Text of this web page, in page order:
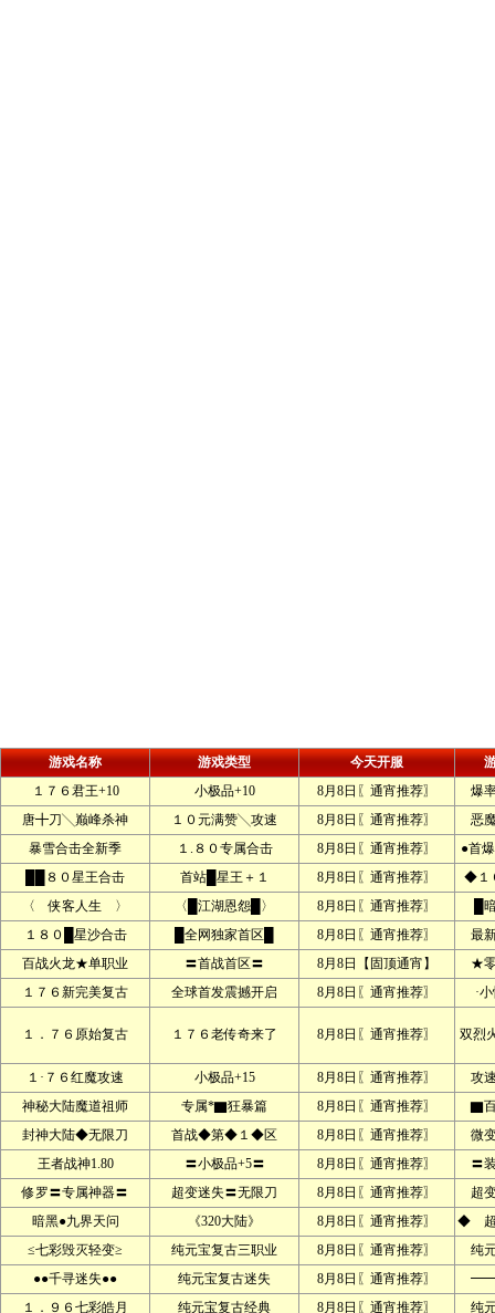
游戏名称 游戏类型 今天开服
１７６君王+10
小极品+10 8月8日〖通宵推荐〗
爆
唐╋刀╲巅峰杀神
１０元满赞╲攻速 8月8日〖通宵推荐〗
恶
暴雪合击全新季
１.８０专属合击 8月8日〖通宵推荐〗
●首
██８０星王合击
首站█星王＋１ 8月8日〖通宵推荐〗
◆１
〈 侠客人生 〉
〈█江湖恩怨█〉 8月8日〖通宵推荐〗
█
１８０█星沙合击
█全网独家首区█ 8月8日〖通宵推荐〗
最
百战火龙★单职业
〓首战首区〓 8月8日【固顶通宵】
★
１７６新完美复古
全球首发震撼开启 8月8日〖通宵推荐〗 ·
１．７６原始复古 １７６老传奇来了 8月8日〖通宵推荐〗 双烈
１·７６红魔攻速 小极品+15 8月8日〖通宵推荐〗
攻
神秘大陆魔道祖师
专属*▇狂暴篇 8月8日〖通宵推荐〗
▇
封神大陆◆无限刀
首战◆第◆１◆区 8月8日〖通宵推荐〗
微
王者战神1.80
〓小极品+5〓 8月8日〖通宵推荐〗
〓
修罗〓专属神器〓
超变迷失〓无限刀 8月8日〖通宵推荐〗
超
暗黑●九界天问
《320大陆》 8月8日〖通宵推荐〗
◆ 超
≤七彩毁灭轻变≥
纯元宝复古三职业 8月8日〖通宵推荐〗
纯
●●千寻迷失●●
纯元宝复古迷失 8月8日〖通宵推荐〗
━━
１．９６七彩皓月
纯元宝复古经典 8月8日〖通宵推荐〗 纯